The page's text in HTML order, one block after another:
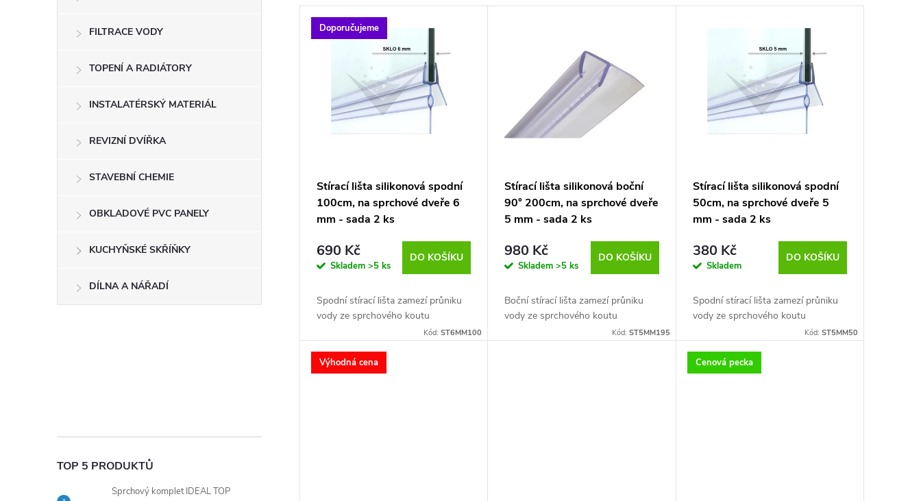
FILTRACE VODY
TOPENÍ A RADIÁTORY
INSTALATÉRSKÝ MATERIÁL
REVIZNÍ DVÍŘKA
STAVEBNÍ CHEMIE
OBKLADOVÉ PVC PANELY
KUCHYŇSKÉ SKŘÍŇKY
DÍLNA A NÁŘADÍ
TOP 5 PRODUKTŮ
Sprchový komplet IDEAL TOP
nV
u
k
Doporučujeme
Stírací lišta silikonová spodní
100cm, na sprchové dveře 6
mm - sada 2 ks
690 Kč
Skladem >5 ks
DO KOŠÍKU
Spodní stírací lišta zamezí průniku
vody ze sprchového koutu
Kód:ST6MM100
Stírací lišta silikonová boční
90° 200cm, na sprchové dveře
5 mm - sada 2 ks
980 Kč
Skladem>5 ks
DO KOŠÍKU
Boční stírací lišta zamezí průniku
vody ze sprchového koutu
Kód: ST5MM195
Stírací lišta silikonová spodní
50cm, na sprchové dveře 5
mm - sada 2 ks
380 Kč
Skladem
DO KOŠÍKU
Spodní stírací lišta zamezí průniku
vody ze sprchového koutu
Kód: ST5MM50
Výhodná cena Cenová pecka